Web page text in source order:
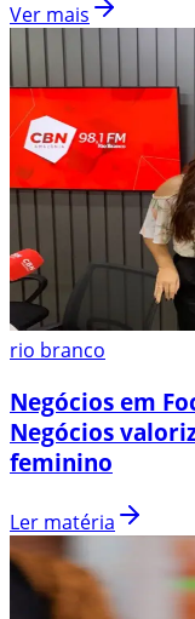
Ver mais
rio branco
Negócios em
Negócios
feminino
Ler matéria